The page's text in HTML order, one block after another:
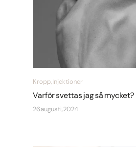
Kropp, Injektioner
Varför svettas jag så mycket?
26 augusti, 2024